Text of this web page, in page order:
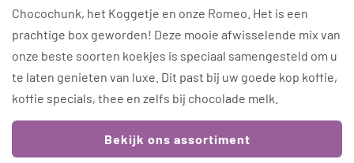
Chocochunk, het Koggetje en onze Romeo. Het is een
prachtige box geworden! Deze mooie afwisselende mix van
onze beste soorten koekjes is speciaal samengesteld om u
te laten genieten van luxe. Dit past bij uw goede kop koffie,
koffie specials, thee en zelfs bij chocolade melk.
Bekijk ons assortiment